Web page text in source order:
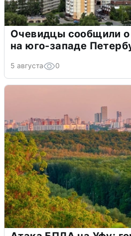
Очевидцы сообщили
на юго-западе
5 августа 0